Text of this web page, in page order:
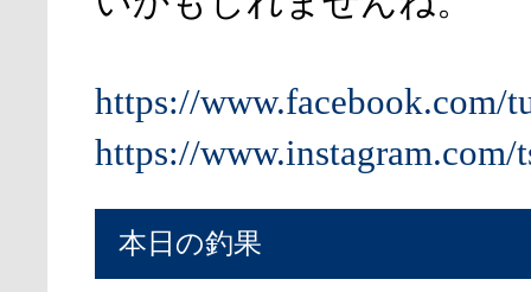
https://www.facebook.com/
https://www.instagram.com/
本日の釣果